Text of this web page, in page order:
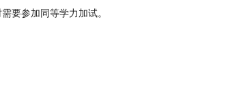
要参加同等学力加试。